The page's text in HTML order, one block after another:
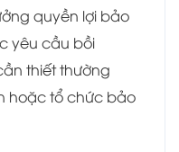
quyền lợi bảo
yêu cầu bồi
thiết thường
hoặc tổ chức bảo